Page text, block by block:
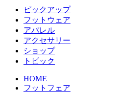
ピックアップ
フットウェア
アパレル
アクセサリー
ショップ
トピック
HOME
フットフェア